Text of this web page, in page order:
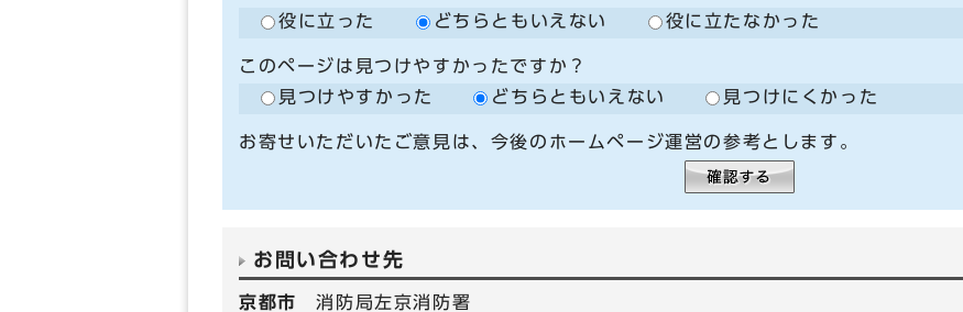
役に立った
どちらともいえない 役に立たなかった
このページは見つけやすかったですか？
見つけやすかった
どちらともいえない 見つけにくかった
お寄せいただいたご意見は、今後のホームページ運営の参考とします。
お問い合わせ先
京都市消防局左京消防署